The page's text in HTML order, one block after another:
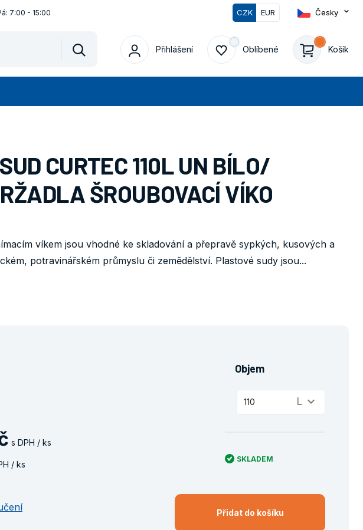
CZK EUR Česky
Vyhledat
Přihlášení Oblíbené Košík
7:00 - 15:00
CURTEC 110L UN BÍLO/
ŠROUBOVACÍ VÍKO
víkem jsou vhodné ke skladování a přepravě sypkých, kusových a
potravinářském průmyslu či zemědělství. Plastové sudy jsou...
Objem
110 L keyboard_arrow_down
s DPH / ks
/ ks SKLADEM
Přidat do košíku